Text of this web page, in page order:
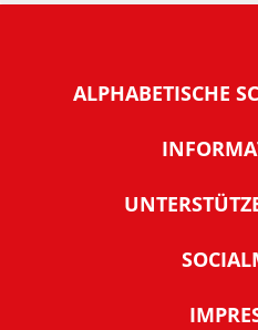
ALPHABETISCHE
Warum
Tipps zur Nutzung
Banner und E-
Werden Sie